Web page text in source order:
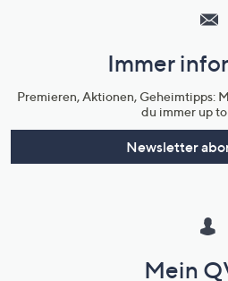
Immer
Premieren, Aktionen, Geheimtipps:
du immer up
Newsletter
Mein